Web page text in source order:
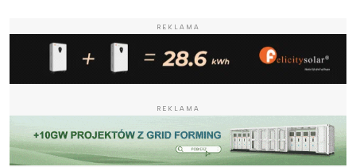
REKLAMA
REKLAMA